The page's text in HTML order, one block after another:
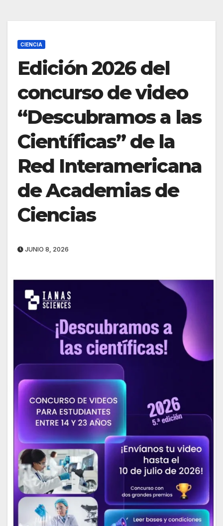
CIENCIA
Edición 2026 del
concurso de video
“Descubramos a las
Científicas” de la
Red Interamericana
de Academias de
Ciencias
JUNIO 8, 2026